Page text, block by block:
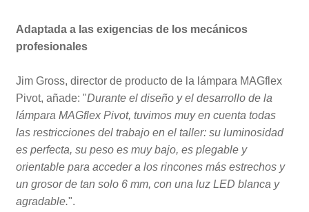
Adaptada a las exigencias de los mecánicos
profesionales
Jim Gross, director de producto de la lámpara MAGflex
Pivot, añade: "Durante el diseño y el desarrollo de la
lámpara MAGflex Pivot, tuvimos muy en cuenta todas
las restricciones del trabajo en el taller: su luminosidad
es perfecta, su peso es muy bajo, es plegable y
orientable para acceder a los rincones más estrechos y
un grosor de tan solo 6 mm, con una luz LED blanca y
agradable.".